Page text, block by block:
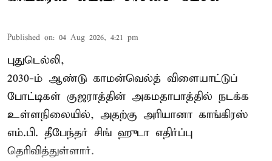
Published on: 04 Aug 2026, 4:21 pm
புதுடெல்லி,
2030-ம் ஆண்டு காமன்வெல்த் விளையாட்டுப்
போட்டிகள் குஜராத்தின் அகமதாபாத்தில் நடக்க
உள்ளநிலையில், அதற்கு அரியானா காங்கிரஸ்
எம்.பி. தீபேந்தர் சிங் ஹுடா எதிர்ப்பு
தெரிவித்துள்ளார்.